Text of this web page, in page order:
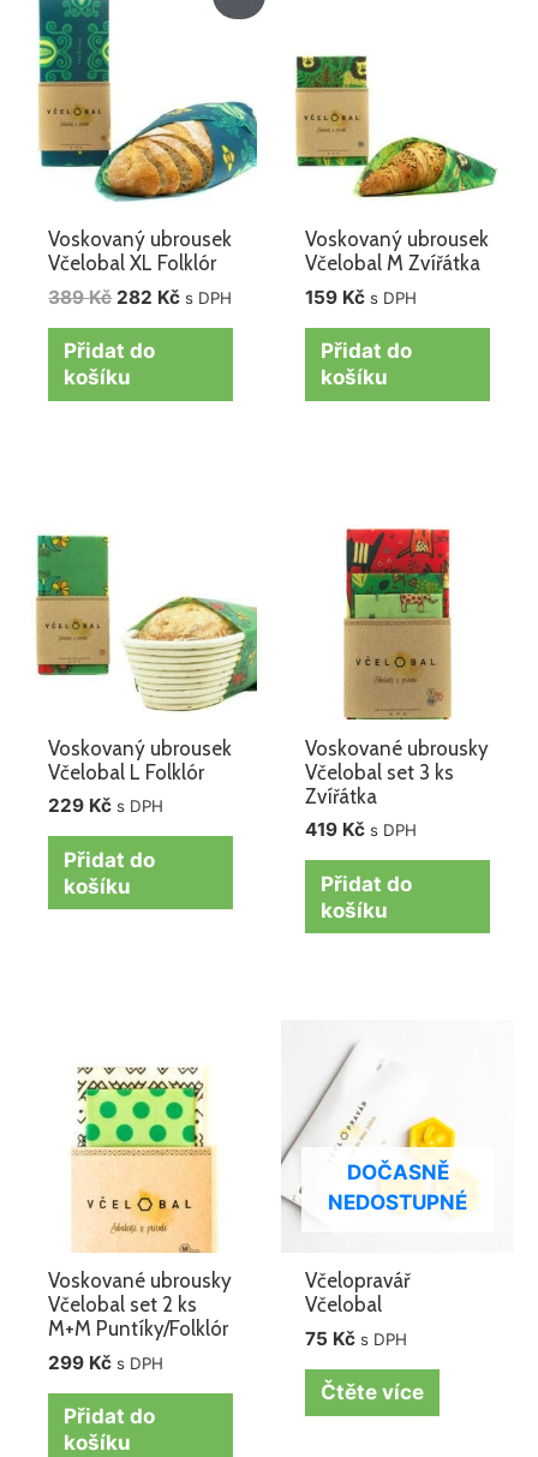
Voskovaný ubrousek
Včelobal XL Folklór
389Kč 282 Kč
cena
s DPH
Přidat do
košíku
Voskovaný ubrousek
Včelobal M Zvířátka
159 Kč s DPH
Přidat do
košíku
Voskovaný ubrousek
Včelobal L Folklór
229 Kč s DPH
Přidat do
košíku
Voskované ubrousky
Včelobal set 3 ks
Zvířátka
419 Kč s DPH
Přidat do
košíku
Voskované ubrousky
Včelobal set 2 ks
M+M Puntíky/Folklór
299 Kč s DPH
Přidat do
košíku
DOČASNĚ
NEDOSTUPNÉ
Včelopravář
Včelobal
75 Kč s DPH
Čtěte více